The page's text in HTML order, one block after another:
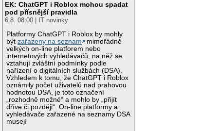
EK: ChatGPT i Roblox mohou spadat
pod přísnější pravidla
6.8. 08:00 | IT novinky
Platformy ChatGPT i Roblox by mohly
býtzařazeny na seznam
mimořádně
velkých on-line platforem nebo
internetových vyhledávačů, na něž se
vztahují zvláštní podmínky podle
nařízení o digitálních službách (DSA).
Vzhledem k tomu, že ChatGPT i Roblox
oznámily počet uživatelů nad prahovou
hodnotou DSA, je toto označení
„rozhodně možné“ a mohlo by „přijít
dříve či později“. On-line platformy a
vyhledávače zařazené na seznamy DSA
musejí